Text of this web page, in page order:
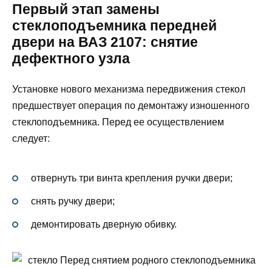
Первый этап замены
стеклоподъемника передней
двери на ВАЗ 2107: снятие
дефектного узла
Установке нового механизма передвижения стекол
предшествует операция по демонтажу изношенного
стеклоподъемника. Перед ее осуществлением
следует:
отвернуть три винта крепления ручки двери;
снять ручку двери;
демонтировать дверную обивку.
стекло Перед снятием родного стеклоподъемника